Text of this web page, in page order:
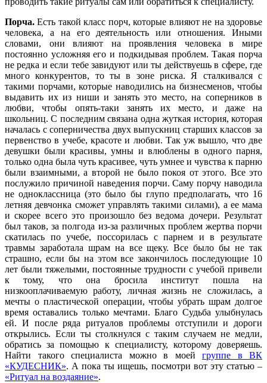
Порча. Есть такой класс порч, которые влияют не на здоровье
человека, а на его деятельность или отношения. Иными
словами, они влияют на проявления человека в мире
постоянно усложняя его и подкидывая проблем. Такая порча
не редка и если тебе завидуют или ты действуешь в сфере, где
много конкурентов, то ты в зоне риска. Я сталкивался с
такими порчами, которые наводились на бизнесменов, чтобы
выдавить их из ниши и занять это место, на соперников в
любви, чтобы опять-таки занять их место, и даже на
школьниц. С последним связана одна жуткая история, которая
началась с соперничества двух выпускниц старших классов за
первенство в учебе, красоте и любви. Так уж вышло, что две
девушки были красивы, умны и влюблены в одного парня,
только одна была чуть красивее, чуть умнее и чувства к парню
были взаимными, а второй не было покоя от этого. Все это
послужило причиной наведения порчи. Саму порчу наводила
не одноклассница (это было бы глупо предполагать, что 16
летняя девчонка сможет управлять такими силами), а ее мама
и скорее всего это произошло без ведома дочери. Результат
был таков, за полгода из-за различных проблем жертва порчи
скатилась по учебе, поссорилась с парнем и в результате
травмы заработала шрам на все щеку. Все было бы не так
страшно, если бы на этом все закончилось последующие 10
лет были тяжелыми, постоянные трудности с учебой привели
к тому, что она бросила институт пошла на
низкооплачиваемую работу, личная жизнь не сложилась, а
мечты о пластической операции, чтобы убрать шрам долгое
время оставались только мечтами. Благо Судьба улыбнулась
ей. И после ряда ритуалов проблемы отступили и дороги
открылись. Если ты столкнулся с таким случаем не медли,
обратись за помощью к специалисту, которому доверяешь.
Найти такого специалиста можно в моей группе в ВК
«КУДЕСНИК». А пока ты ищешь, посмотри вот эту статью –
«Ритуал на воздаяние».